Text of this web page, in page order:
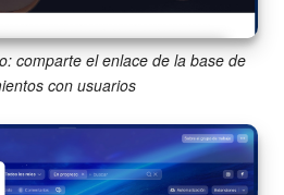
artículos (archivo)
GRATIS
comparte el enlace de la base de
con usuarios